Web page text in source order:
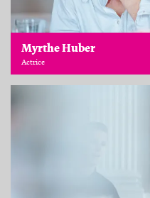
Myrthe Huber
Actrice